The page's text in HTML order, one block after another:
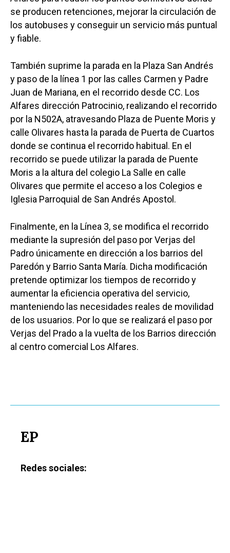
se producen retenciones, mejorar la circulación de
los autobuses y conseguir un servicio más puntual
y fiable.
También suprime la parada en la Plaza San Andrés
y paso de la línea 1 por las calles Carmen y Padre
Juan de Mariana, en el recorrido desde CC. Los
Alfares dirección Patrocinio, realizando el recorrido
por la N502A, atravesando Plaza de Puente Moris y
calle Olivares hasta la parada de Puerta de Cuartos
donde se continua el recorrido habitual. En el
recorrido se puede utilizar la parada de Puente
Moris a la altura del colegio La Salle en calle
Olivares que permite el acceso a los Colegios e
Iglesia Parroquial de San Andrés Apostol.
Finalmente, en la Línea 3, se modifica el recorrido
mediante la supresión del paso por Verjas del
Padro únicamente en dirección a los barrios del
Paredón y Barrio Santa María. Dicha modificación
pretende optimizar los tiempos de recorrido y
aumentar la eficiencia operativa del servicio,
manteniendo las necesidades reales de movilidad
de los usuarios. Por lo que se realizará el paso por
Verjas del Prado a la vuelta de los Barrios dirección
al centro comercial Los Alfares.
EP
Redes sociales:
Castilla-La
Ciudad Real
Albacete
Cuenca
Guadalajara
Talavera
Economía
Educación
Cultura
Deportes
Sucesos
Medio Ambiente
Planeta Rural
Política
Galerías